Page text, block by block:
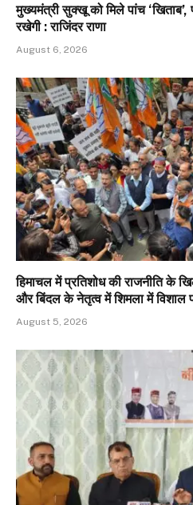
मुख्यमंत्री सुक्खू को मिले पांच
रखेगी : राजिंदर राणा
August 6, 2026
हिमाचल में प्रतिशोध की राजनीति के
और बिंदल के नेतृत्व में शिमला में विशाल
August 5, 2026